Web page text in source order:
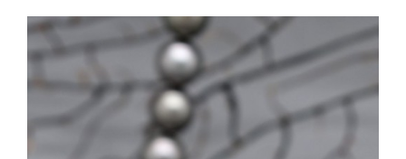
AGGIUNGI AL CARRELLO DETTAGLI